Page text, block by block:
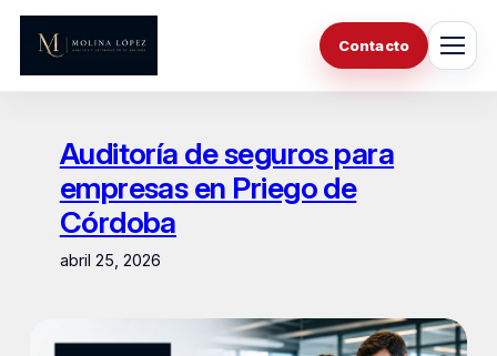
Saltar
contenido
Contacto
Auditoría de seguros para
empresas en Priego de
Córdoba
abril 25, 2026